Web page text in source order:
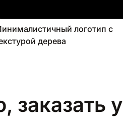
логотип с
дерева
заказать у